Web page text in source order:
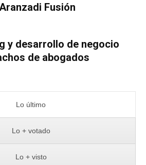
Fusión
y desarrollo de negocio
de abogados
Lo último
Lo + votado
Lo + visto